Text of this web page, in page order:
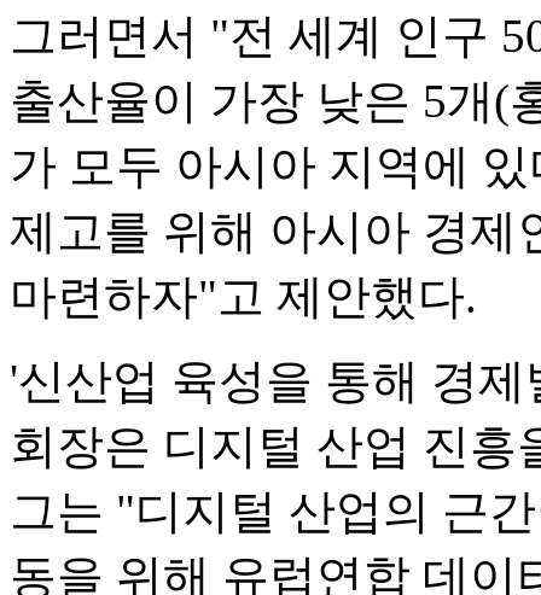
그러면서 "전 세계 인구
출산율이 가장 낮은 5개(
가 모두 아시아 지역에
제고를 위해 아시아 경제
마련하자"고 제안했다.
'신산업 육성을 통해 경
회장은 디지털 산업 진흥
그는 "디지털 산업의 근
동을 위해 유럽연합 데이